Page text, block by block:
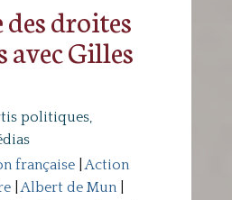
droites
avec Gilles
politiques,
française|Action
|Albert de Mun|